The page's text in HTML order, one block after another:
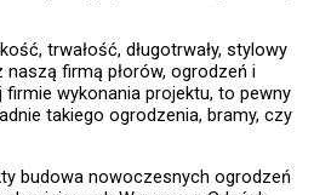
trwałość, długotrwały, stylowy
firmą płorów, ogrodzeń i
wykonania projektu, to pewny
takiego ogrodzenia, bramy, czy